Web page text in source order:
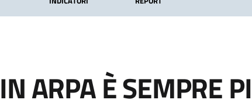
ARPA È SEMPRE